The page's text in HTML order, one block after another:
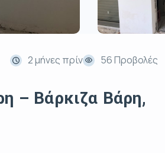
2 μήνες πρίν 56 Προβολές
– Βάρκιζα Βάρη,